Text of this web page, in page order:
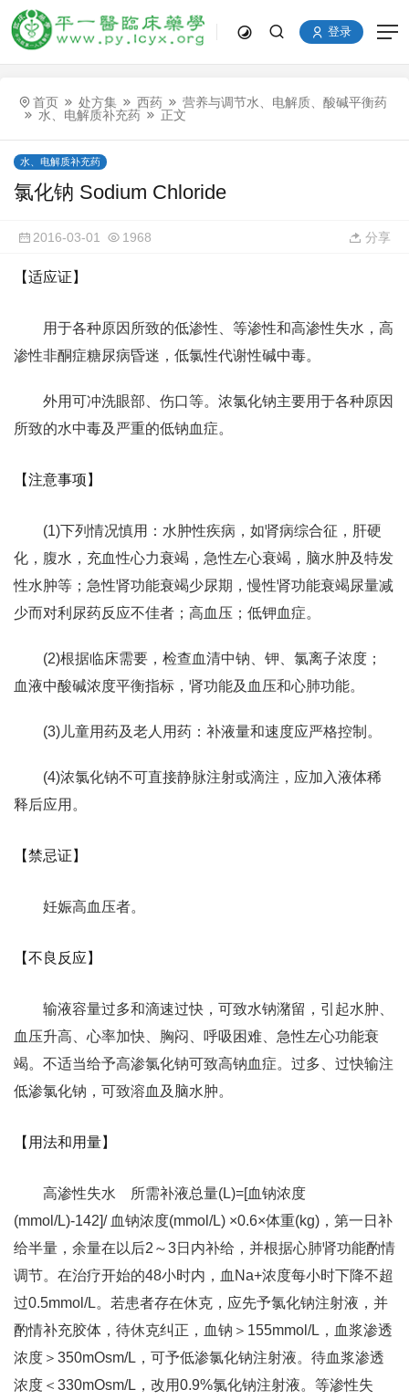
登录
首页 处方集 西药
营养与调节水、电解质、酸碱平衡药
水、电解质补充药
正文
水、电解质补充药
氯化钠 Sodium Chloride
2016-03-01 1968 分享
【适应证】
用于各种原因所致的低渗性、等渗性和高渗性失水，高
渗性非酮症糖尿病昏迷，低氯性代谢性碱中毒。
外用可冲洗眼部、伤口等。浓氯化钠主要用于各种原因
所致的水中毒及严重的低钠血症。
【注意事项】
(1)下列情况慎用：水肿性疾病，如肾病综合征，肝硬
化，腹水，充血性心力衰竭，急性左心衰竭，脑水肿及特发
性水肿等；急性肾功能衰竭少尿期，慢性肾功能衰竭尿量减
少而对利尿药反应不佳者；高血压；低钾血症。
(2)根据临床需要，检查血清中钠、钾、氯离子浓度；
血液中酸碱浓度平衡指标，肾功能及血压和心肺功能。
(3)儿童用药及老人用药：补液量和速度应严格控制。
(4)浓氯化钠不可直接静脉注射或滴注，应加入液体稀
释后应用。
【禁忌证】
妊娠高血压者。
【不良反应】
输液容量过多和滴速过快，可致水钠潴留，引起水肿、
血压升高、心率加快、胸闷、呼吸困难、急性左心功能衰
竭。不适当给予高渗氯化钠可致高钠血症。过多、过快输注
低渗氯化钠，可致溶血及脑水肿。
【用法和用量】
高渗性失水 所需补液总量(L)=[血钠浓度
(mmol/L)-142]/ 血钠浓度(mmol/L) ×0.6×体重(kg)，第一日补
给半量，余量在以后2～3日内补给，并根据心肺肾功能酌情
调节。在治疗开始的48小时内，血Na+浓度每小时下降不超
过0.5mmol/L。若患者存在休克，应先予氯化钠注射液，并
酌情补充胶体，待休克纠正，血钠＞155mmol/L，血浆渗透
浓度＞350mOsm/L，可予低渗氯化钠注射液。待血浆渗透
浓度＜330mOsm/L，改用0.9%氯化钠注射液。等渗性失